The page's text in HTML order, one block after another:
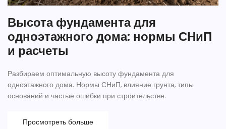
Высота фундамента для
одноэтажного дома: нормы СНиП
и расчеты
Разбираем оптимальную высоту фундамента для
одноэтажного дома. Нормы СНиП, влияние грунта, типы
оснований и частые ошибки при строительстве.
Просмотреть больше